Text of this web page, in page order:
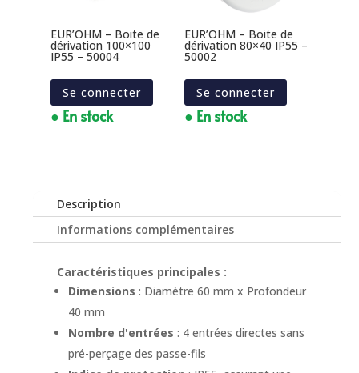
EUR’OHM – Boite de
dérivation 100×100
IP55 – 50004
Se connecter
● En stock
EUR’OHM – Boite de
dérivation 80×40 IP55 –
50002
Se connecter
● En stock
Description
Informations complémentaires
Caractéristiques principales :
Dimensions : Diamètre 60 mm x Profondeur
40 mm
Nombre d'entrées : 4 entrées directes sans
pré-perçage des passe-fils